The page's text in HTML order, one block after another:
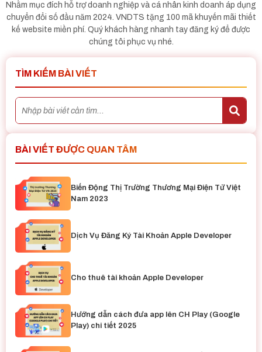
Nhằm mục đích hỗ trợ doanh nghiệp và cá nhân kinh doanh áp dụng
chuyển đổi số đầu năm 2024. VNDTS tặng 100 mã khuyến mãi thiết
kế website miền phí. Quý khách hàng nhanh tay đăng ký để được
chúng tôi phục vụ nhé.
TÌM KIẾM BÀI VIẾT
BÀI VIẾT ĐƯỢC QUAN TÂM
Biến Động Thị Trường Thương Mại Điện Tử Việt
Nam 2023
Dịch Vụ Đăng Ký Tài Khoản Apple Developer
Cho thuê tài khoản Apple Developer
Hướng dẫn cách đưa app lên CH Play (Google
Play) chi tiết 2025